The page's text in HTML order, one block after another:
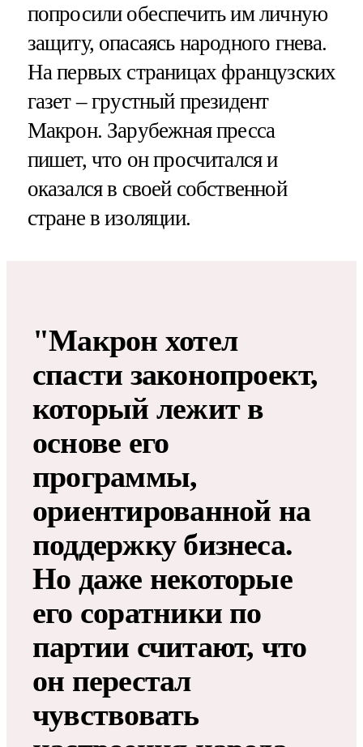
попросили обеспечить им личную
защиту, опасаясь народного гнева.
На первых страницах французских
газет – грустный президент
Макрон. Зарубежная пресса
пишет, что он просчитался и
оказался в своей собственной
стране в изоляции.
"Макрон хотел
спасти законопроект,
который лежит в
основе его
программы,
ориентированной на
поддержку бизнеса.
Но даже некоторые
его соратники по
партии считают, что
он перестал
чувствовать